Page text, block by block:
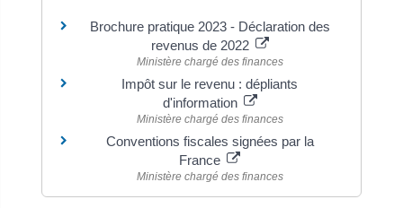
Brochure pratique 2023 - Déclaration des
revenus de 2022
Ministère chargé des finances
Impôt sur le revenu : dépliants
d'information
Ministère chargé des finances
Conventions fiscales signées par la
France
Ministère chargé des finances